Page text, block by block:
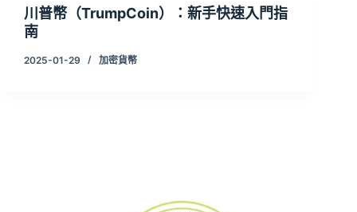
川普幣（TrumpCoin）：新手快速入門指
南
2025-01-29 加密貨幣